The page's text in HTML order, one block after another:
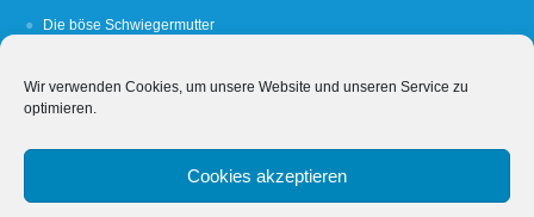
Wir verwenden Cookies, um unsere Website und unseren Service zu
optimieren.
Cookies akzeptieren
Die böse Schwiegermutter
(Un- Treue lohnt sich nicht
Wein, Weib & Worschd